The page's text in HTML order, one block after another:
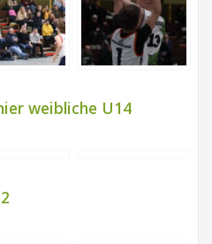
weibliche U14